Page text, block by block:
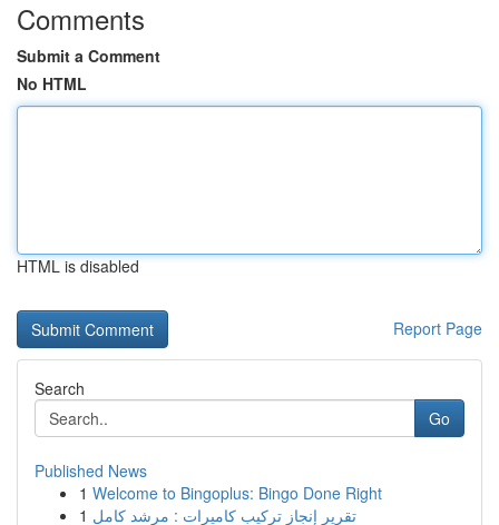
Comments
Submit a Comment
No HTML
HTML is disabled
Report Page
Search
Go
Published News
1 Welcome to Bingoplus: Bingo Done Right
1 تقرير إنجاز تركيب كاميرات : مرشد كامل